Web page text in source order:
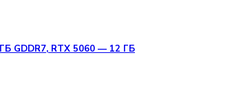
GDDR7, RTX 5060 — 12 ГБ